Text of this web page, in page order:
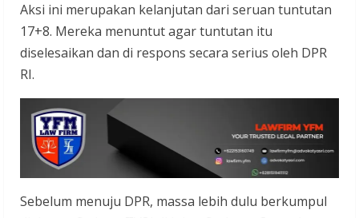
Aksi ini merupakan kelanjutan dari seruan tuntutan
17+8. Mereka menuntut agar tuntutan itu
diselesaikan dan di respons secara serius oleh DPR
RI.
Sebelum menuju DPR, massa lebih dulu berkumpul